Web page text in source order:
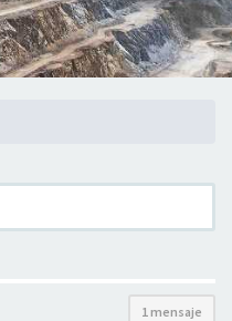
1 mensaje